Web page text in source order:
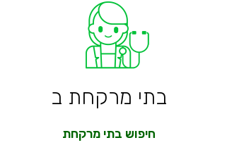
בתי מרקחת ב
חיפוש בתי מרקחת